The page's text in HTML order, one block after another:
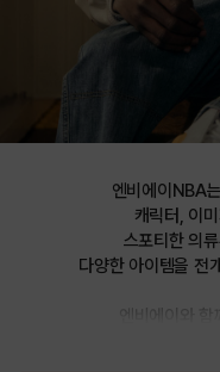
엔비에이NBA
캐릭터, 이
스포티한 의
다양한 아이템을 전